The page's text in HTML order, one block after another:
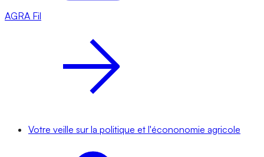
AGRA Fil
Votre veille sur la politique et l'écononomie agricole